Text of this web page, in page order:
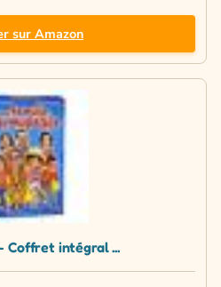
sur Amazon
Coffret intégral ...